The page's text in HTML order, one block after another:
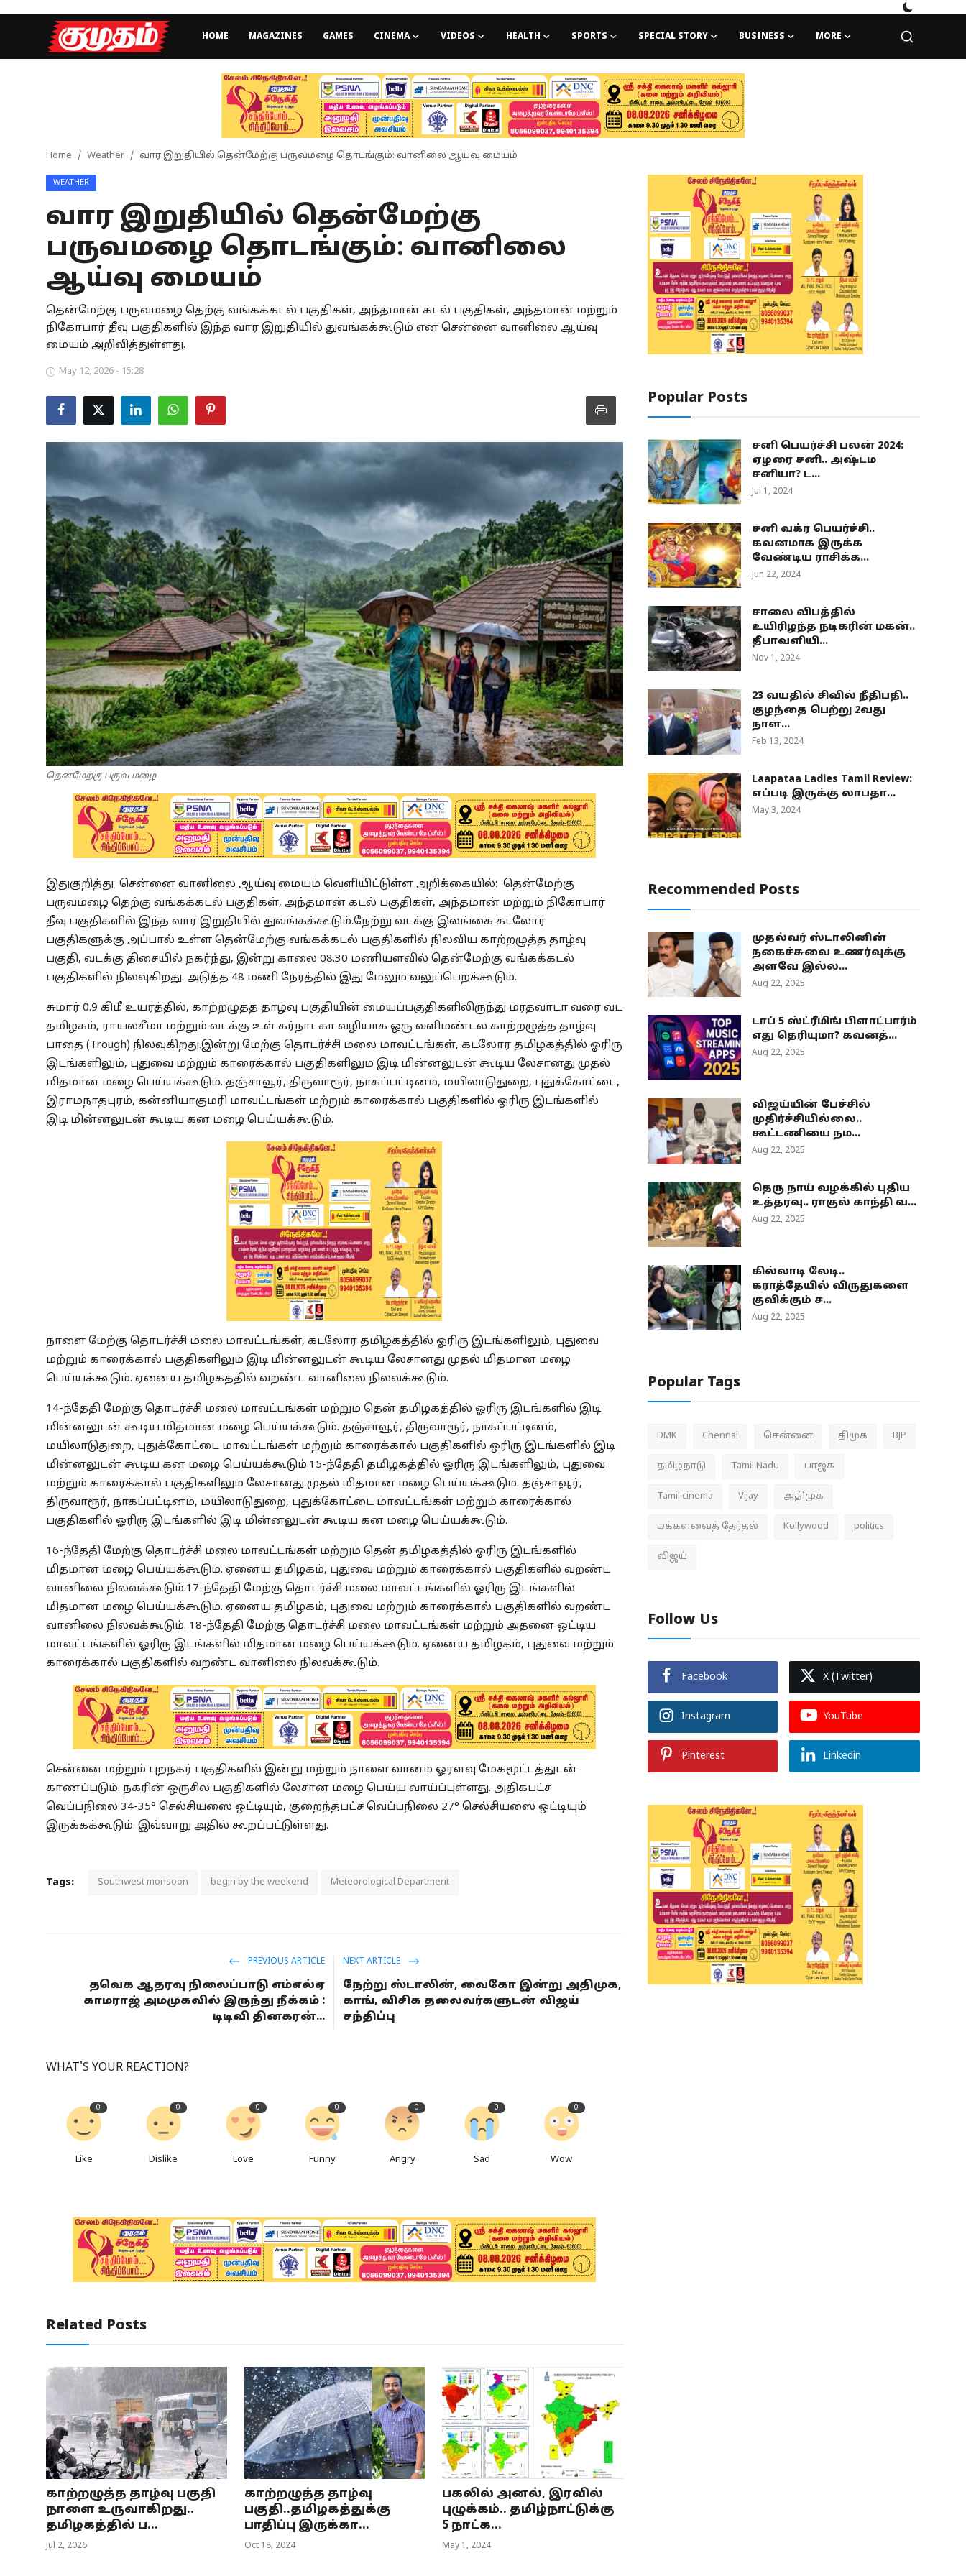
HOME MAGAZINES GAMES CINEMA VIDEOS HEALTH SPORTS SPECIAL STORY BUSINESS MORE
Games
Special Story
Business
Tamilnadu
National
Astrology
Spirituality
Weather
Politics
Home Weather வார இறுதியில் தென்மேற்கு பருவமழை தொடங்கும்: வானிலை ஆய்வு மையம்
WEATHER
வார இறுதியில் தென்மேற்கு
பருவமழை தொடங்கும்: வானிலை
ஆய்வு மையம்
தென்மேற்கு பருவமழை தெற்கு வங்கக்கடல் பகுதிகள், அந்தமான் கடல் பகுதிகள், அந்தமான் மற்றும்
நிகோபார் தீவு பகுதிகளில் இந்த வார இறுதியில் துவங்கக்கூடும் என சென்னை வானிலை ஆய்வு
மையம் அறிவித்துள்ளது.
May 12, 2026 - 15:28
தென்மேற்கு பருவ மழை
இதுகுறித்து சென்னை வானிலை ஆய்வு மையம் வெளியிட்டுள்ள அறிக்கையில்: தென்மேற்கு
பருவமழை தெற்கு வங்கக்கடல் பகுதிகள், அந்தமான் கடல் பகுதிகள், அந்தமான் மற்றும் நிகோபார்
தீவு பகுதிகளில் இந்த வார இறுதியில் துவங்கக்கூடும்.நேற்று வடக்கு இலங்கை கடலோர
பகுதிகளுக்கு அப்பால் உள்ள தென்மேற்கு வங்கக்கடல் பகுதிகளில் நிலவிய காற்றழுத்த தாழ்வு
பகுதி, வடக்கு திசையில் நகர்ந்து, இன்று காலை 08.30 மணியளவில் தென்மேற்கு வங்கக்கடல்
பகுதிகளில் நிலவுகிறது. அடுத்த 48 மணி நேரத்தில் இது மேலும் வலுப்பெறக்கூடும்.
சுமார் 0.9 கிமீ உயரத்தில், காற்றழுத்த தாழ்வு பகுதியின் மையப்பகுதிகளிலிருந்து மரத்வாடா வரை வட
தமிழகம், ராயலசீமா மற்றும் வடக்கு உள் கர்நாடகா வழியாக ஒரு வளிமண்டல காற்றழுத்த தாழ்வு
பாதை (Trough) நிலவுகிறது.இன்று மேற்கு தொடர்ச்சி மலை மாவட்டங்கள், கடலோர தமிழகத்தில் ஓரிரு
இடங்களிலும், புதுவை மற்றும் காரைக்கால் பகுதிகளிலும் இடி மின்னலுடன் கூடிய லேசானது முதல்
மிதமான மழை பெய்யக்கூடும். தஞ்சாவூர், திருவாரூர், நாகப்பட்டினம், மயிலாடுதுறை, புதுக்கோட்டை,
இராமநாதபுரம், கன்னியாகுமரி மாவட்டங்கள் மற்றும் காரைக்கால் பகுதிகளில் ஓரிரு இடங்களில்
இடி மின்னலுடன் கூடிய கன மழை பெய்யக்கூடும்.
நாளை மேற்கு தொடர்ச்சி மலை மாவட்டங்கள், கடலோர தமிழகத்தில் ஓரிரு இடங்களிலும், புதுவை
மற்றும் காரைக்கால் பகுதிகளிலும் இடி மின்னலுடன் கூடிய லேசானது முதல் மிதமான மழை
பெய்யக்கூடும். ஏனைய தமிழகத்தில் வறண்ட வானிலை நிலவக்கூடும்.
14-ந்தேதி மேற்கு தொடர்ச்சி மலை மாவட்டங்கள் மற்றும் தென் தமிழகத்தில் ஓரிரு இடங்களில் இடி
மின்னலுடன் கூடிய மிதமான மழை பெய்யக்கூடும். தஞ்சாவூர், திருவாரூர், நாகப்பட்டினம்,
மயிலாடுதுறை, புதுக்கோட்டை மாவட்டங்கள் மற்றும் காரைக்கால் பகுதிகளில் ஒரிரு இடங்களில் இடி
மின்னலுடன் கூடிய கன மழை பெய்யக்கூடும்.15-ந்தேதி தமிழகத்தில் ஓரிரு இடங்களிலும், புதுவை
மற்றும் காரைக்கால் பகுதிகளிலும் லேசானது முதல் மிதமான மழை பெய்யக்கூடும். தஞ்சாவூர்,
திருவாரூர், நாகப்பட்டினம், மயிலாடுதுறை, புதுக்கோட்டை மாவட்டங்கள் மற்றும் காரைக்கால்
பகுதிகளில் ஓரிரு இடங்களில் இடி மின்னலுடன் கூடிய கன மழை பெய்யக்கூடும்.
16-ந்தேதி மேற்கு தொடர்ச்சி மலை மாவட்டங்கள் மற்றும் தென் தமிழகத்தில் ஓரிரு இடங்களில்
மிதமான மழை பெய்யக்கூடும். ஏனைய தமிழகம், புதுவை மற்றும் காரைக்கால் பகுதிகளில் வறண்ட
வானிலை நிலவக்கூடும்.17-ந்தேதி மேற்கு தொடர்ச்சி மலை மாவட்டங்களில் ஓரிரு இடங்களில்
மிதமான மழை பெய்யக்கூடும். ஏனைய தமிழகம், புதுவை மற்றும் காரைக்கால் பகுதிகளில் வறண்ட
வானிலை நிலவக்கூடும். 18-ந்தேதி மேற்கு தொடர்ச்சி மலை மாவட்டங்கள் மற்றும் அதனை ஒட்டிய
மாவட்டங்களில் ஓரிரு இடங்களில் மிதமான மழை பெய்யக்கூடும். ஏனைய தமிழகம், புதுவை மற்றும்
காரைக்கால் பகுதிகளில் வறண்ட வானிலை நிலவக்கூடும்.
சென்னை மற்றும் புறநகர் பகுதிகளில் இன்று மற்றும் நாளை வானம் ஓரளவு மேகமூட்டத்துடன்
காணப்படும். நகரின் ஒருசில பகுதிகளில் லேசான மழை பெய்ய வாய்ப்புள்ளது. அதிகபட்ச
வெப்பநிலை 34-35° செல்சியஸை ஒட்டியும், குறைந்தபட்ச வெப்பநிலை 27° செல்சியஸை ஒட்டியும்
இருக்கக்கூடும். இவ்வாறு அதில் கூறப்பட்டுள்ளது.
Tags: Southwest monsoon begin by the weekend Meteorological Department
PREVIOUS ARTICLE
தவெக ஆதரவு நிலைப்பாடு எம்எல்ஏ
காமராஜ் அமமுகவில் இருந்து நீக்கம் :
டிடிவி தினகரன்...
NEXT ARTICLE
நேற்று ஸ்டாலின், வைகோ இன்று அதிமுக,
காங், விசிக தலைவர்களுடன் விஜய்
சந்திப்பு
WHAT'S YOUR REACTION?
0
Like
0
Dislike
0
Love
0
Funny
0
Angry
0
Sad
0
Wow
Related Posts
காற்றழுத்த தாழ்வு பகுதி
நாளை உருவாகிறது..
தமிழகத்தில் ப...
Jul 2, 2026
காற்றழுத்த தாழ்வு
பகுதி..தமிழகத்துக்கு
பாதிப்பு இருக்கா...
Oct 18, 2024
பகலில் அனல், இரவில்
புழுக்கம்.. தமிழ்நாட்டுக்கு
5 நாட்க...
May 1, 2024
Popular Posts
சனி பெயர்ச்சி பலன் 2024:
ஏழரை சனி.. அஷ்டம
சனியா? ட...
Jul 1, 2024
சனி வக்ர பெயர்ச்சி..
கவனமாக இருக்க
வேண்டிய ராசிக்க...
Jun 22, 2024
சாலை விபத்தில்
உயிரிழந்த நடிகரின் மகன்..
தீபாவளியி...
Nov 1, 2024
23 வயதில் சிவில் நீதிபதி..
குழந்தை பெற்று 2வது
நாள...
Feb 13, 2024
Laapataa Ladies Tamil Review:
எப்படி இருக்கு லாபதா...
May 3, 2024
Recommended Posts
முதல்வர் ஸ்டாலினின்
நகைச்சுவை உணர்வுக்கு
அளவே இல்ல...
Aug 22, 2025
டாப் 5 ஸ்ட்ரீமிங் பிளாட்பார்ம்
எது தெரியுமா? கவனத்...
Aug 22, 2025
விஜய்யின் பேச்சில்
முதிர்ச்சியில்லை..
கூட்டணியை நம...
Aug 22, 2025
தெரு நாய் வழக்கில் புதிய
உத்தரவு.. ராகுல் காந்தி வ...
Aug 22, 2025
கில்லாடி லேடி..
கராத்தேயில் விருதுகளை
குவிக்கும் ச...
Aug 22, 2025
Popular Tags
DMK Chennai சென்னை திமுக BJP
தமிழ்நாடு Tamil Nadu பாஜக
Tamil cinema Vijay அதிமுக
மக்களவைத் தேர்தல் Kollywood politics
விஜய்
Follow Us
Facebook X (Twitter)
Instagram YouTube
Pinterest Linkedin